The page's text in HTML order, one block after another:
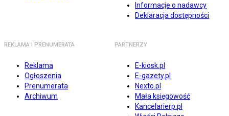
Informacje o nadawcy
Deklaracja dostępności
REKLAMA I PRENUMERATA
Reklama
Ogłoszenia
Prenumerata
Archiwum
PARTNERZY
E-kiosk.pl
E-gazety.pl
Nexto.pl
Mała księgowość
Kancelarierp.pl